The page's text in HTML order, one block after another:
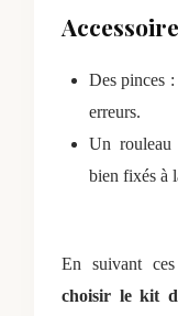
Des pinces
erreurs.
Un rouleau
bien fixés à
En suivant
choisir le kit